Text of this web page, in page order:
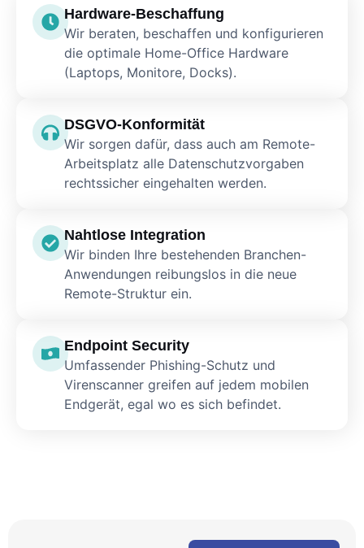
Hardware-Beschaffung
Wir beraten, beschaffen und konfigurieren
die optimale Home-Office Hardware
(Laptops, Monitore, Docks).
DSGVO-Konformität
Wir sorgen dafür, dass auch am Remote-
Arbeitsplatz alle Datenschutzvorgaben
rechtssicher eingehalten werden.
Nahtlose Integration
Wir binden Ihre bestehenden Branchen-
Anwendungen reibungslos in die neue
Remote-Struktur ein.
Endpoint Security
Umfassender Phishing-Schutz und
Virenscanner greifen auf jedem mobilen
Endgerät, egal wo es sich befindet.